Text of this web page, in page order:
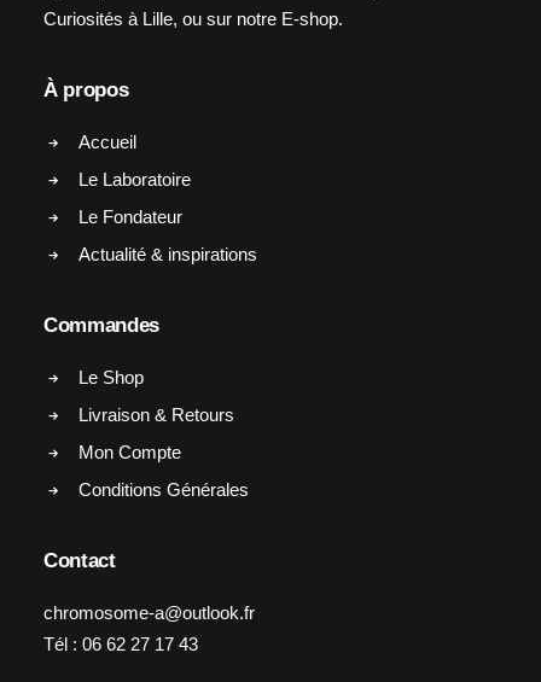
Curiosités à Lille, ou sur notre E-shop.
À propos
Accueil
Le Laboratoire
Le Fondateur
Actualité & inspirations
Commandes
Le Shop
Livraison & Retours
Mon Compte
Conditions Générales
Contact
chromosome-a@outlook.fr
Tél : 06 62 27 17 43